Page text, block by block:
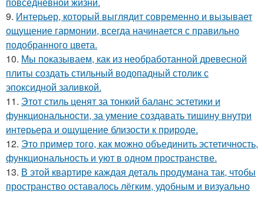
9. Интерьер, который выглядит современно и вызывает
ощущение гармонии, всегда начинается с правильно
подобранного цвета.
10. Мы показываем, как из необработанной древесной
плиты создать стильный водопадный столик с
эпоксидной заливкой.
11. Этот стиль ценят за тонкий баланс эстетики и
функциональности, за умение создавать тишину внутри
интерьера и ощущение близости к природе.
12. Это пример того, как можно объединить эстетичность,
функциональность и уют в одном пространстве.
13. В этой квартире каждая деталь продумана так, чтобы
пространство оставалось лёгким, удобным и визуально